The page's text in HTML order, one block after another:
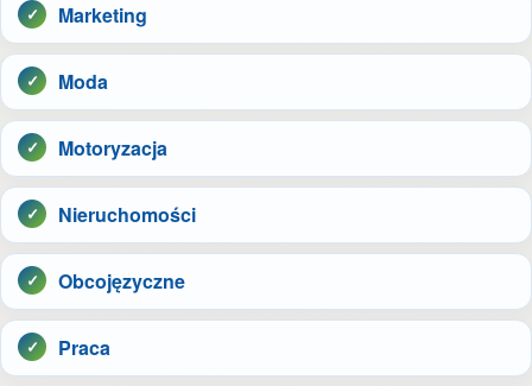
Marketing
Moda
Motoryzacja
Nieruchomości
Obcojęzyczne
Praca